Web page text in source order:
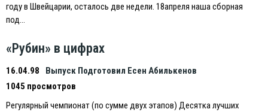
году в Швейцарии, осталось две недели. 18апреля наша сборная
под…
«Рубин» в цифрах
16.04.98
Выпуск Подготовил Есен Абилькенов
1045 просмотров
Регулярный чемпионат (по сумме двух этапов) Десятка лучших